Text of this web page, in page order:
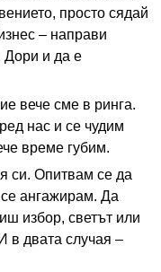
просто сядай
– направи
Дори и да е
вече сме в ринга.
нас и се чудим
време губим.
си. Опитвам се да
ангажирам. Да
избор, светът или
в двата случая –